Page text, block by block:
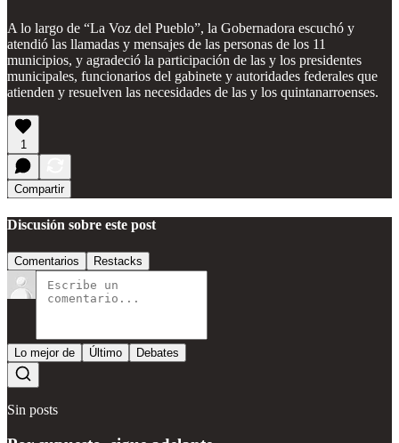
A lo largo de “La Voz del Pueblo”, la Gobernadora escuchó y
atendió las llamadas y mensajes de las personas de los 11
municipios, y agradeció la participación de las y los presidentes
municipales, funcionarios del gabinete y autoridades federales que
atienden y resuelven las necesidades de las y los quintanarroenses.
1
Compartir
Discusión sobre este post
Comentarios Restacks
Lo mejor de Último Debates
Sin posts